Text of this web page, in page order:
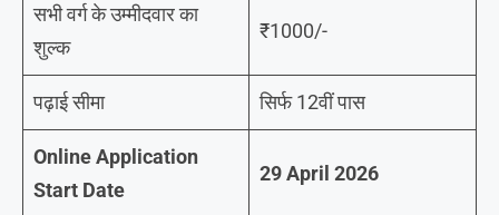
सभी वर्ग के उम्मीदवार का
शुल्क
₹1000/-
पढ़ाई सीमा सिर्फ 12वीं पास
Online Application
Start Date
29 April 2026